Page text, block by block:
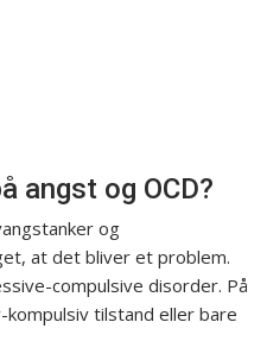
angst og OCD?
og
at det bliver et problem.
compulsive disorder. På
tilstand eller bare